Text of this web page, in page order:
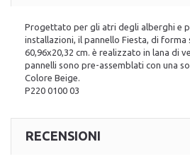
Progettato per gli atri degli alberghi e
installazioni, il pannello Fiesta, di forma
60,96x20,32 cm. è realizzato in lana di
pannelli sono pre-assemblati con una
Colore Beige.
P220 0100 03
RECENSIONI